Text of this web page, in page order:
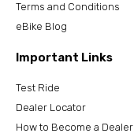
Terms and Conditions
eBike Blog
Important Links
Test Ride
Dealer Locator
How to Become a Dealer